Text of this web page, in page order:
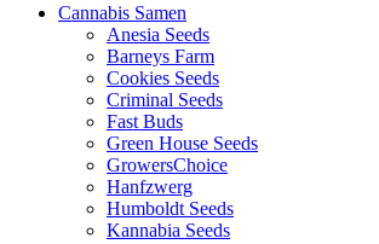
Cannabis Samen
Anesia Seeds
Barneys Farm
Cookies Seeds
Criminal Seeds
Fast Buds
Green House Seeds
GrowersChoice
Hanfzwerg
Humboldt Seeds
Kannabia Seeds